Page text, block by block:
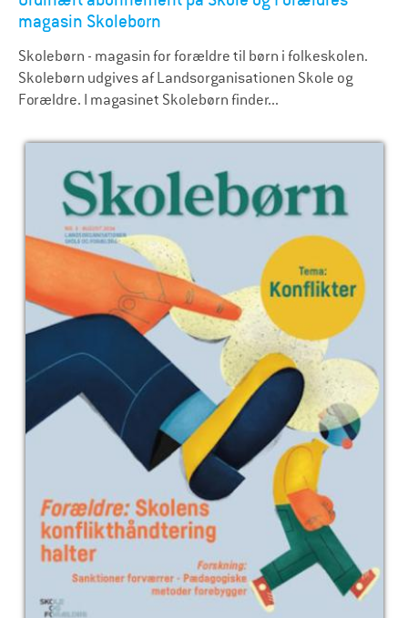
magasin Skolebørn
Skolebørn - magasin for forældre til børn i folkeskolen.
Skolebørn udgives af Landsorganisationen Skole og
Forældre. I magasinet Skolebørn finder...